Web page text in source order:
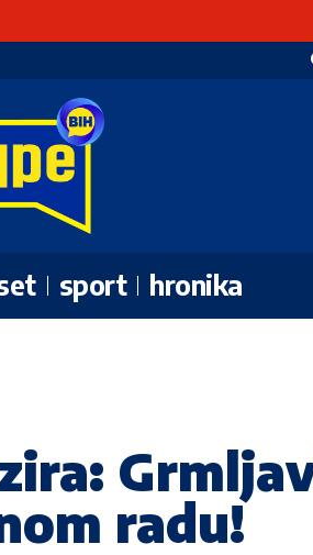
sport hronika
radu!